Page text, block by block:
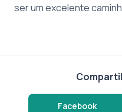
ser um excelente
Facebook